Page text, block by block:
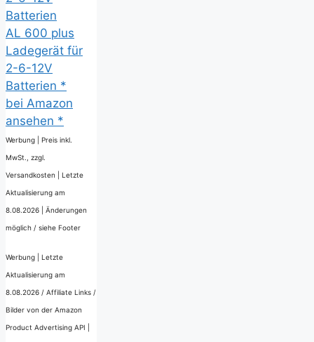
AL 600 plus
Ladegerät für
2-6-12V
Batterien *
bei Amazon
ansehen *
Werbung | Preis inkl.
MwSt., zzgl.
Versandkosten | Letzte
Aktualisierung am
8.08.2026 | Änderungen
möglich / siehe Footer
Werbung | Letzte
Aktualisierung am
8.08.2026 / Affiliate Links /
Bilder von der Amazon
Product Advertising API |